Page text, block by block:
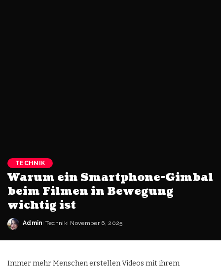
TECHNIK
Warum ein Smartphone-Gimbal
beim Filmen in Bewegung
wichtig ist
Admin Technik November 6, 2025
Immer mehr Menschen erstellen Videos mit ihrem